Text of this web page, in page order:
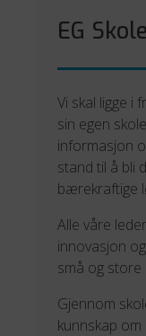
EG
Vi skal ligge i
sin egen
informasjon
stand til å bli
bærekraftige
Alle våre
innovasjon
små og
Gjennom
kunnskap